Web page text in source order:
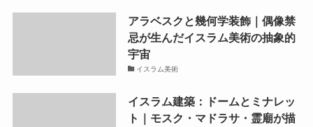
アラベスクと幾何学装飾｜偶像禁
忌が生んだイスラム美術の抽象的
宇宙
イスラム美術
イスラム建築：ドームとミナレッ
ト｜モスク・マドラサ・霊廟が描